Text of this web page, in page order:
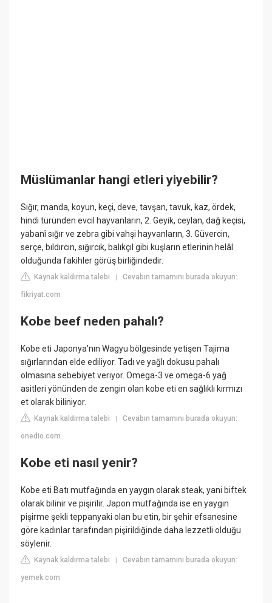
Müslümanlar hangi etleri yiyebilir?
Sığır, manda, koyun, keçi, deve, tavşan, tavuk, kaz, ördek,
hindi türünden evcil hayvanların, 2. Geyik, ceylan, dağ keçisi,
yabanî sığır ve zebra gibi vahşi hayvanların, 3. Güvercin,
serçe, bıldırcın, sığırcık, balıkçıl gibi kuşların etlerinin helâl
olduğunda fakihler görüş birliğindedir.
Kaynak kaldırma talebi |Cevabın tamamını burada okuyun:
fikriyat.com
Kobe beef neden pahalı?
Kobe eti Japonya'nın Wagyu bölgesinde yetişen Tajima
sığırlarından elde ediliyor. Tadı ve yağlı dokusu pahalı
olmasına sebebiyet veriyor. Omega-3 ve omega-6 yağ
asitleri yönünden de zengin olan kobe eti en sağlıklı kırmızı
et olarak biliniyor.
Kaynak kaldırma talebi |Cevabın tamamını burada okuyun:
onedio.com
Kobe eti nasıl yenir?
Kobe eti Batı mutfağında en yaygın olarak steak, yani biftek
olarak bilinir ve pişirilir. Japon mutfağında ise en yaygın
pişirme şekli teppanyaki olan bu etin, bir şehir efsanesine
göre kadınlar tarafından pişirildiğinde daha lezzetli olduğu
söylenir.
Kaynak kaldırma talebi |Cevabın tamamını burada okuyun:
yemek.com